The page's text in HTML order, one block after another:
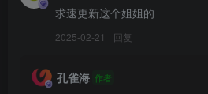
021.Aery Tiefling – Tifa Xmas[69P-74.1M]
020.Aery Tiefling – Sousou no
018.Aery Tiefling – Samus[61P-57.9M]
求速更新这个姐姐的
2025-02-21 回复
孔雀海 作者